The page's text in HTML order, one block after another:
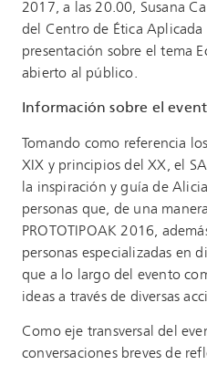
2017, a las 20.00, Susana
del Centro de Ética Aplicada
presentación sobre el tema
abierto al público.
Información sobre el
Tomando como referencia
XIX y principios del XX, el
la inspiración y guía de
personas que, de una
PROTOTIPOAK 2016,
personas especializadas en
que a lo largo del evento
ideas a través de diversas
Como eje transversal del
conversaciones breves de